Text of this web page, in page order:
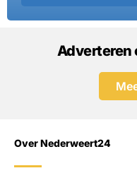
Adverteren
Over Nederweert24